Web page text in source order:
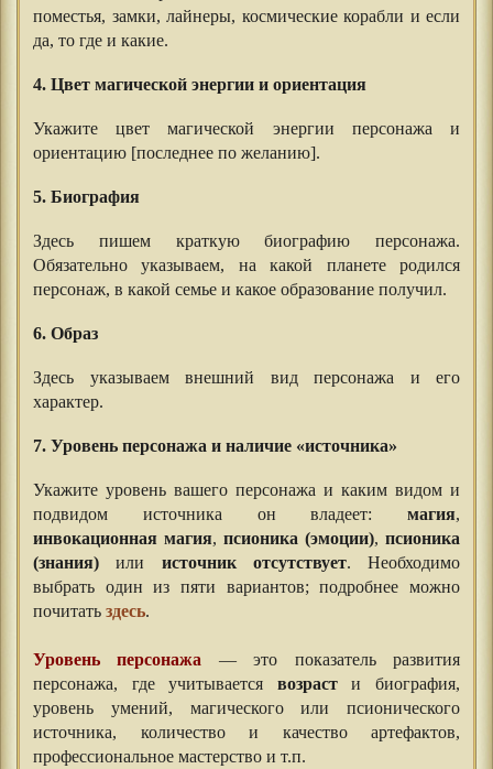
поместья, замки, лайнеры, космические корабли и если
да, то где и какие.
4. Цвет магической энергии и ориентация
Укажите цвет магической энергии персонажа и
ориентацию [последнее по желанию].
5. Биография
Здесь пишем краткую биографию персонажа.
Обязательно указываем, на какой планете родился
персонаж, в какой семье и какое образование получил.
6. Образ
Здесь указываем внешний вид персонажа и его
характер.
7. Уровень персонажа и наличие «источника»
Укажите уровень вашего персонажа и каким видом и
подвидом источника он владеет: магия,
инвокационная магия, псионика (эмоции), псионика
(знания) или источник отсутствует. Необходимо
выбрать один из пяти вариантов; подробнее можно
почитать здесь.
Уровень персонажа — это показатель развития
персонажа, где учитывается возрасти биография,
уровень умений, магического или псионического
источника, количество и качество артефактов,
профессиональное мастерство и т.п.